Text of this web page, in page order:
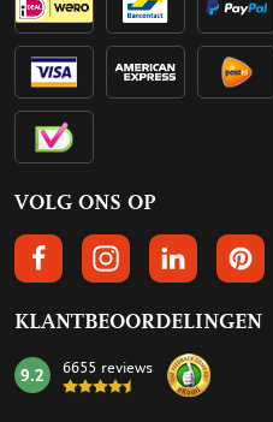
VOLG ONS OP
VOLGS ONS OP FACEBOOK
VOLG ONS OP
VOLG ONS
KLANTBEOORDELINGEN
mark:
9.2 6655 reviews